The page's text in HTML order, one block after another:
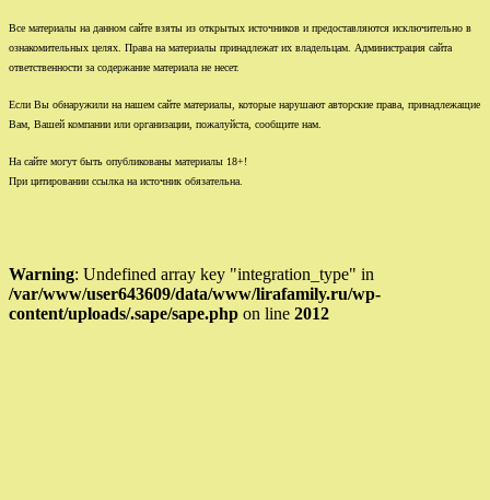
Все материалы на данном сайте взяты из открытых источников и предоставляются исключительно в
ознакомительных целях. Права на материалы принадлежат их владельцам. Администрация сайта
ответственности за содержание материала не несет.
Если Вы обнаружили на нашем сайте материалы, которые нарушают авторские права, принадлежащие
Вам, Вашей компании или организации, пожалуйста, сообщите нам.
На сайте могут быть опубликованы материалы 18+!
При цитировании ссылка на источник обязательна.
Warning: Undefined array key "integration_type" in
/var/www/user643609/data/www/lirafamily.ru/wp-
content/uploads/.sape/sape.php on line 2012